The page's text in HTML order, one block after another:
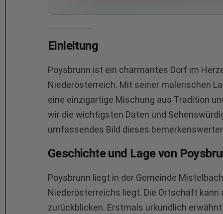
Einleitung
Poysbrunn ist ein charmantes Dorf im
Niederösterreich. Mit seiner malerischen
eine einzigartige Mischung aus Tradition
wir die wichtigsten Daten und
umfassendes Bild dieses
Geschichte und Lage von
Poysbrunn liegt in der Gemeinde
Niederösterreichs liegt. Die Ortschaft
zurückblicken. Erstmals urkundlich